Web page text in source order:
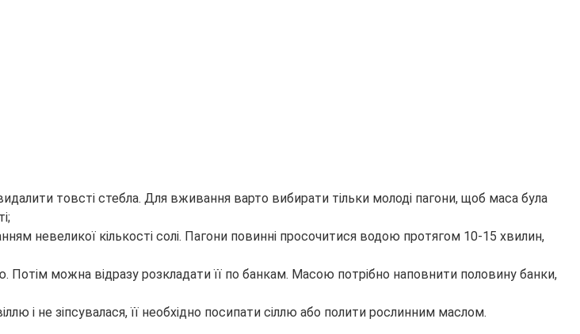
товсті стебла. Для вживання варто вибирати тільки молоді пагони, щоб маса була
невеликої кількості солі. Пагони повинні просочитися водою протягом 10-15 хвилин,
Потім можна відразу розкладати її по банкам. Масою потрібно наповнити половину банки,
і не зіпсувалася, її необхідно посипати сіллю або полити рослинним маслом.